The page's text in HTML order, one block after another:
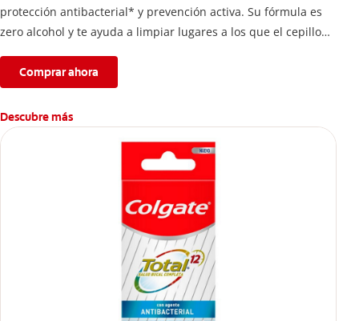
protección antibacterial* y prevención activa. Su fórmula es
zero alcohol y te ayuda a limpiar lugares a los que el cepillo
Comprar ahora
Descubre más